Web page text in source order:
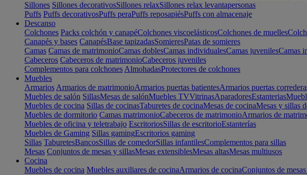
Sillones Sillones decorativosSillones relaxSillones relax levantapersonas
Puffs Puffs decorativosPuffs peraPuffs reposapiésPuffs con almacenaje
Descanso
Colchones Packs colchón y canapéColchones viscoelásticosColchones de muelles
Canapés y bases CanapésBase tapizadasSomieresPatas de somieres
Camas Camas de matrimonioCamas doblesCamas individualesCamas juvenilesCamas
Cabeceros Cabeceros de matrimonioCabeceros juveniles
Complementos para colchones AlmohadasProtectores de colchones
Muebles
Armarios Armarios de matrimonioArmarios puertas batientesArmarios puertas
Muebles de salón SillasMesas de salónMuebles TVVitrinasAparadoresEstanterias
Muebles de cocina Sillas de cocinasTaburetes de cocinaMesas de cocinaMesas y sillas
Muebles de dormitorio Camas matrimonioCabeceros de matrimonioArmarios de
Muebles de oficina y teletrabajo EscritoriosSillas de escritorioEstanterías
Muebles de Gaming Sillas gamingEscritorios gaming
Sillas TaburetesBancosSillas de comedorSillas infantilesComplementos para sillas
Mesas Conjuntos de mesas y sillasMesas extensiblesMesas altasMesas multiusos
Cocina
Muebles de cocina Muebles auxiliares de cocinaArmarios de cocinaConjuntos de